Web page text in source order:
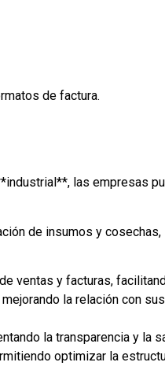
de factura.
las empresas
de insumos y
ventas y facturas,
la relación con
la transparencia y la
optimizar la